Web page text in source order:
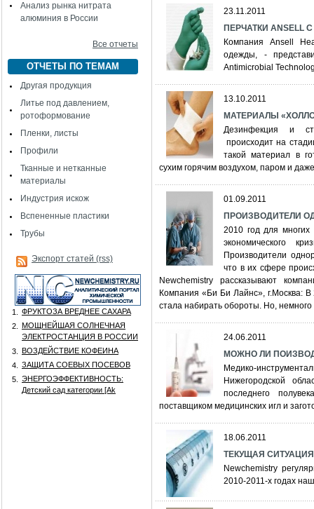
Анализ рынка нитрата
алюминия в России
Все отчеты
ОТЧЕТЫ ПО ТЕМАМ
Другая продукция
Литье под давлением,
ротоформование
Пленки, листы
Профили
Тканные и нетканные
материалы
Индустрия искож
Вспененные пластики
Трубы
Экспорт статей (rss)
1.
ФРУКТОЗА ВРЕДНЕЕ САХАРА
2.
МОЩНЕЙШАЯ СОЛНЕЧНАЯ
ЭЛЕКТРОСТАНЦИЯ В РОССИИ
3.
ВОЗДЕЙСТВИЕ КОФЕИНА
4.
ЗАЩИТА СОЕВЫХ ПОСЕВОВ
5.
ЭНЕРГОЭФФЕКТИВНОСТЬ:
Детский сад категории [Аk
23.11.2011
ПЕРЧАТКИ
Компания Ansell
одежды, -
Antimicrobial
13.10.2011
МАТЕРИАЛЫ
Дезинфекция и
происходит на
такой материал в
сухим горячим воздухом, паром и
01.09.2011
ПРОИЗВОДИТЕЛИ
2010 год для
экономического
Производители
что в их сфере
Newchemistry рассказывают
Компания «Би Би Лайнс», г.Москва: В
стала набирать обороты. Но, немного
24.06.2011
МОЖНО ЛИ
Медико-
Нижегородской
последнего
поставщиком медицинских игл и
18.06.2011
ТЕКУЩАЯ
Newchemistry
2010-2011-х годах